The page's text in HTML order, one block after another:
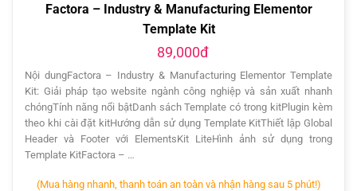
Factora – Industry & Manufacturing Elementor
Template Kit
89,000đ
Nội dungFactora – Industry & Manufacturing Elementor Template
Kit: Giải pháp tạo website ngành công nghiệp và sản xuất nhanh
chóngTính năng nổi bậtDanh sách Template có trong kitPlugin kèm
theo khi cài đặt kitHướng dẫn sử dụng Template KitThiết lập Global
Header và Footer với ElementsKit LiteHình ảnh sử dụng trong
Template KitFactora – …
(Mua hàng nhanh, thanh toán an toàn và nhận hàng sau 5 phút!)